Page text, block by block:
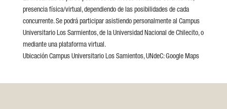
presencia física/virtual, dependiendo de las posibilidades de cada
concurrente. Se podrá participar asistiendo personalmente al Campus
Universitario Los Sarmientos, de la Universidad Nacional de Chilecito, o
mediante una plataforma virtual.
Ubicación Campus Universitario Los Samientos, UNdeC: Google Maps